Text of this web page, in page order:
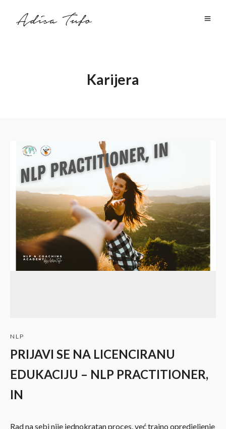
Karijera
NLP
PRIJAVI SE NA LICENCIRANU
EDUKACIJU – NLP PRACTITIONER,
IN
Rad na sebi nije jednokratan proces, već trajno opredjeljenje